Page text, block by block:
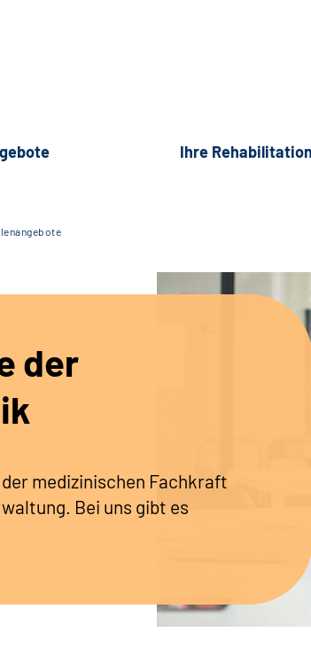
Ihre Rehabilitation
der
medizinischen Fachkraft
Bei uns gibt es